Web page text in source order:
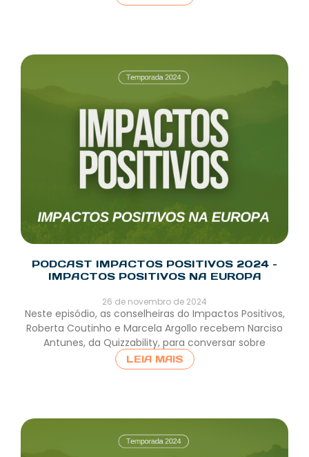
PODCAST IMPACTOS POSITIVOS 2024 –
IMPACTOS POSITIVOS NA EUROPA
26 de novembro de 2024
Neste episódio, as conselheiras do Impactos Positivos,
Roberta Coutinho e Marcela Argollo recebem Narciso
Antunes, da Quizzability, para conversar sobre
LEIA MAIS